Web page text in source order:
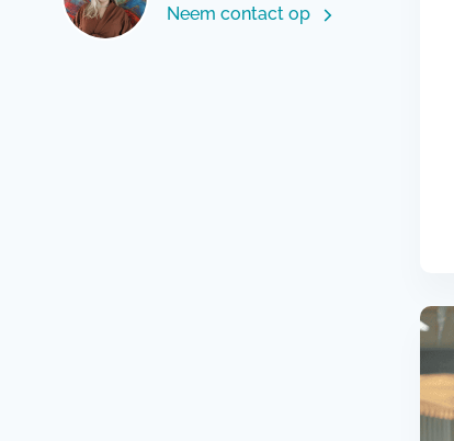
Neem contact op